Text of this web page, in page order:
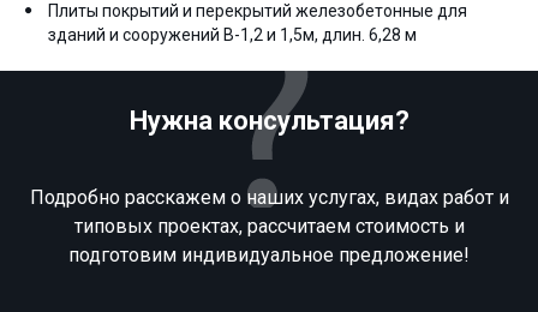
Плиты покрытий и перекрытий железобетонные для
зданий и сооружений В-1,2 и 1,5м, длин. 6,28 м
Нужна консультация?
Подробно расскажем о наших услугах, видах работ и
типовых проектах, рассчитаем стоимость и
подготовим индивидуальное предложение!